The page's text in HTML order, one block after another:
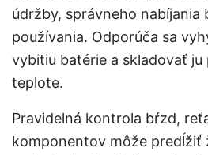
údržby, správneho nabíjania
používania. Odporúča sa
vybitiu batérie a skladovať ju
teplote.
Pravidelná kontrola bŕzd,
komponentov môže predĺžiť